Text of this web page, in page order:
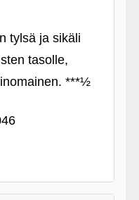
tylsä ja sikäli
tasolle,
***½